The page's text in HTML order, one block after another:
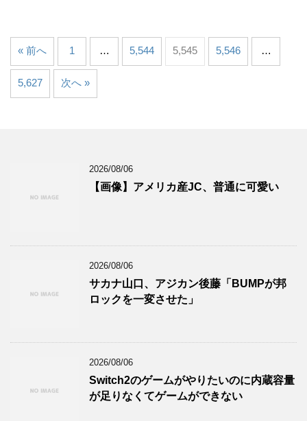
« 前へ 1 … 5,544 5,545 5,546 …
5,627 次へ »
2026/08/06
【画像】アメリカ産JC、普通に可愛い
2026/08/06
サカナ山口、アジカン後藤「BUMPが邦
ロックを一変させた」
2026/08/06
Switch2のゲームがやりたいのに内蔵容量
が足りなくてゲームができない